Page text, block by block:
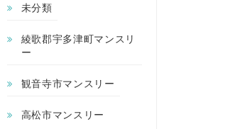
未分類
綾歌郡宇多津町マンスリ
ー
観音寺市マンスリー
高松市マンスリー